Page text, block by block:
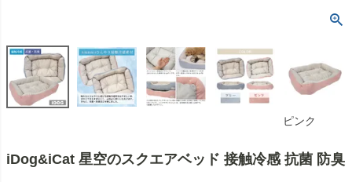
ピンク
iDog&iCat 星空のスクエアベッド 接触冷感 抗菌 防臭